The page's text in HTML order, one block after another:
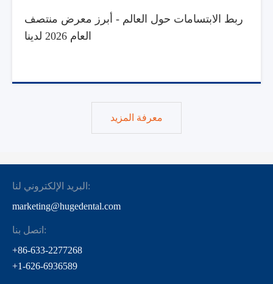
ربط الابتسامات حول العالم - أبرز معرض منتصف
العام 2026 لدينا
معرفة المزيد
البريد الإلكتروني لنا:
marketing@hugedental.com
اتصل بنا:
+86-633-2277268
+1-626-6936589